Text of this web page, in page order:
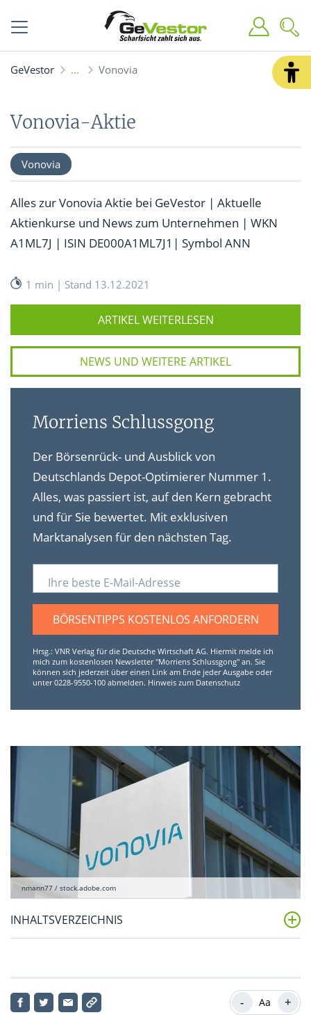
GeVestor Vonovia
Vonovia-Aktie
Vonovia
Alles zur Vonovia Aktie bei GeVestor | Aktuelle
Aktienkurse und News zum Unternehmen | WKN
A1ML7J | ISIN DE000A1ML7J1| Symbol ANN
1 min | Stand 13.12.2021
ARTIKEL WEITERLESEN
NEWS UND WEITERE ARTIKEL
Morriens Schlussgong
Der Börsenrück- und Ausblick von
Deutschlands Depot-Optimierer Nummer 1.
Alles, was passiert ist, auf den Kern gebracht
und für Sie bewertet. Mit exklusiven
Marktanalysen für den nächsten Tag.
Ihre beste E-Mail-Adresse
BÖRSENTIPPS KOSTENLOS ANFORDERN
Hrsg.: VNR Verlag für die Deutsche Wirtschaft AG. Hiermit melde ich
mich zum kostenlosen Newsletter "Morriens Schlussgong" an. Sie
können sich jederzeit über einen Link am Ende jeder Ausgabe oder
unter 0228-9550-100 abmelden. Hinweis zum Datenschutz
nmann77 / stock.adobe.com
INHALTSVERZEICHNIS
- Aa +